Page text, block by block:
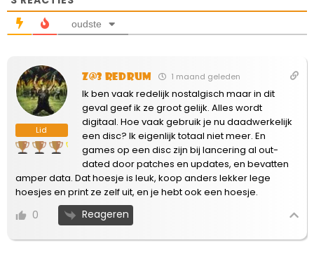
oudste
Lid
Z@3 Redrum 1 maand geleden
Ik ben vaak redelijk nostalgisch maar in dit
geval geef ik ze groot gelijk. Alles wordt
digitaal. Hoe vaak gebruik je nu daadwerkelijk
een disc? Ik eigenlijk totaal niet meer. En
games op een disc zijn bij lancering al out-
dated door patches en updates, en bevatten
amper data. Dat hoesje is leuk, koop anders lekker lege
hoesjes en print ze zelf uit, en je hebt ook een hoesje.
0 Reageren